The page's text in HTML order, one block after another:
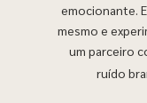
emocionante.
mesmo e
um parceiro
ruído